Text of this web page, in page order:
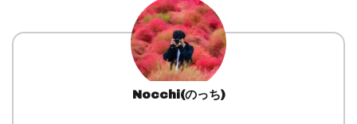
Nocchi(のっち)